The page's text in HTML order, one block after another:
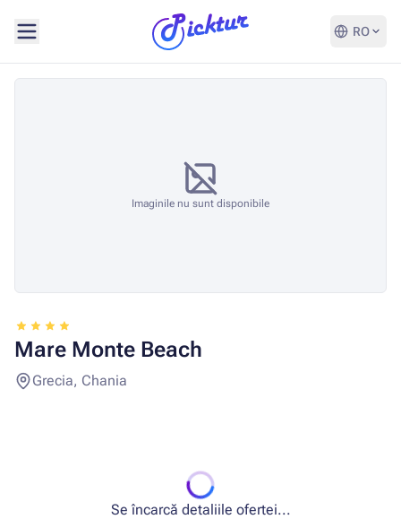
RO
Imaginile nu sunt disponibile
Mare Monte Beach
Grecia, Chania
Se încarcă detaliile ofertei...